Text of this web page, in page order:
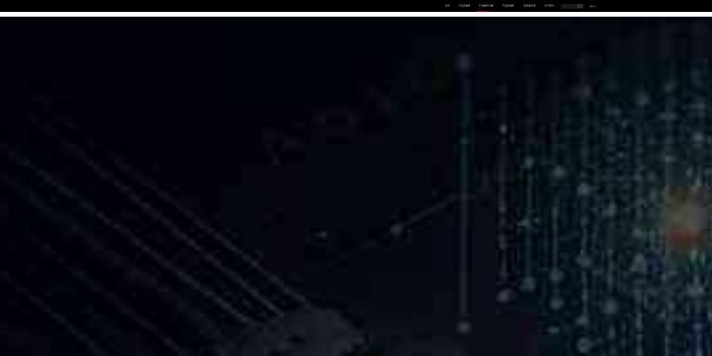
首页 产品及服务 行业解决方案 产品及服务 投资者关系 关于我们 中EN